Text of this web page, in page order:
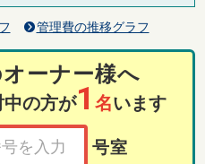
管理費の推移グラフ
ーナー様へ
の方が1 名います
号室